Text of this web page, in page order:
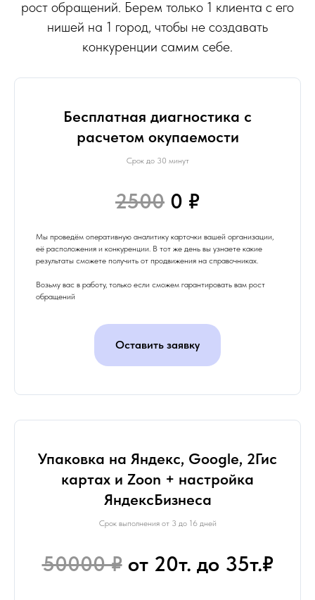
рост обращений. Берем только 1 клиента с его
нишей на 1 город, чтобы не создавать
конкуренции самим себе.
Бесплатная диагностика с
расчетом окупаемости
Срок до 30 минут
2500 0 ₽
Мы проведём оперативную аналитику карточки вашей организации,
её расположения и конкуренции. В тот же день вы узнаете какие
результаты сможете получить от продвижения на справочниках.
Возьму вас в работу, только если сможем гарантировать вам рост
обращений
Оставить заявку
Упаковка на Яндекс, Google, 2Гис
картах и Zoon + настройка
ЯндексБизнеса
Срок выполнения от 3 до 16 дней
50000 ₽от 20т. до 35т.₽